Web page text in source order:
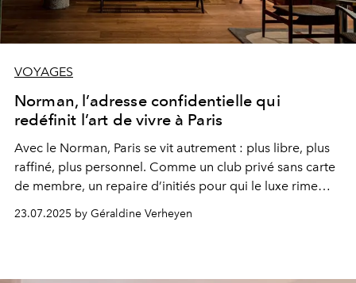
VOYAGES
Norman, l’adresse confidentielle qui
redéfinit l’art de vivre à Paris
Avec le Norman, Paris se vit autrement : plus libre, plus
raffiné, plus personnel. Comme un club privé sans carte
de membre, un repaire d’initiés pour qui le luxe rime
avec style et sincérité.
23.07.2025 by Géraldine Verheyen